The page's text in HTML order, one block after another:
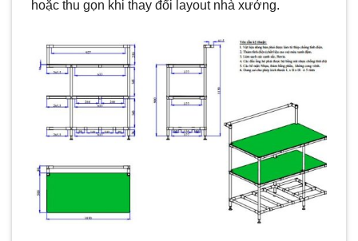
hoặc thu gọn khi thay đổi layout nhà xưởng.